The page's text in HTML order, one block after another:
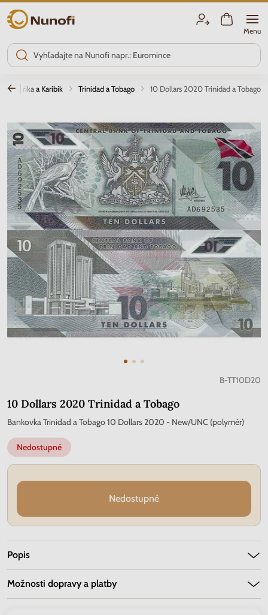
Nunofi.sk
Menu
Amerika a Karibik Trinidad a Tobago 10 Dollars 2020 Trinidad a Tobago
B-TT10D20
10 Dollars 2020 Trinidad a Tobago
Bankovka Trinidad a Tobago 10 Dollars 2020 - New/UNC (polymér)
Nedostupné
Nedostupné
Popis
Možnosti dopravy a platby